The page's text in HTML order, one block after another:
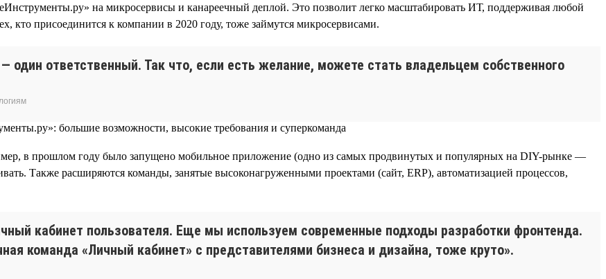
на микросервисы и канареечный деплой. Это позволит легко масштабировать ИТ, поддерживая любой
кто присоединится к компании в 2020 году, тоже займутся микросервисами.
один ответственный. Так что, если есть желание, можете стать владельцем собственного
в прошлом году было запущено мобильное приложение (одно из самых продвинутых и популярных на DIY-рынке —
Также расширяются команды, занятые высоконагруженными проектами (сайт, ERP), автоматизацией процессов,
кабинет пользователя. Еще мы используем современные подходы разработки фронтенда.
команда «Личный кабинет» с представителями бизнеса и дизайна, тоже круто».